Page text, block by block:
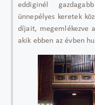
eddiginél
ünnepélyes keretek
díjait, megemlékezve
akik ebben az évben